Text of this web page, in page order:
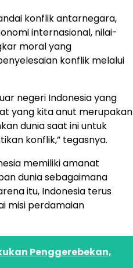
konflik antarnegara,
internasional, nilai-
moral yang
konflik melalui
negeri Indonesia yang
yang kita anut merupakan
dunia saat ini untuk
konflik,” tegasnya.
memiliki amanat
dunia sebagaimana
itu, Indonesia terus
misi perdamaian
Penggerebekan,